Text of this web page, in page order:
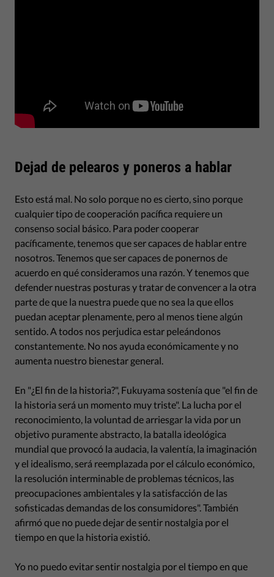
Dejad de pelearos y poneros a hablar
Esto está mal. No solo porque no es cierto, sino porque
cualquier tipo de cooperación pacífica requiere un
consenso social básico. Para poder cooperar
pacíficamente, tenemos que ser capaces de hablar entre
nosotros. Tenemos que ser capaces de ponernos de
acuerdo en qué consideramos una razón. Y tenemos que
defender nuestras posturas y tratar de convencer a la otra
parte de que la nuestra puede que no sea la que ellos
puedan aceptar plenamente, pero al menos tiene algún
sentido. A todos nos perjudica estar peleándonos
constantemente. No nos ayuda económicamente y no
aumenta nuestro bienestar general.
En "¿El fin de la historia?", Fukuyama sostenía que "el fin de
la historia será un momento muy triste". La lucha por el
reconocimiento, la voluntad de arriesgar la vida por un
objetivo puramente abstracto, la batalla ideológica
mundial que provocó la audacia, la valentía, la imaginación
y el idealismo, será reemplazada por el cálculo económico,
la resolución interminable de problemas técnicos, las
preocupaciones ambientales y la satisfacción de las
sofisticadas demandas de los consumidores". También
afirmó que no puede dejar de sentir nostalgia por el
tiempo en que la historia existió.
Yo no puedo evitar sentir nostalgia por el tiempo en que